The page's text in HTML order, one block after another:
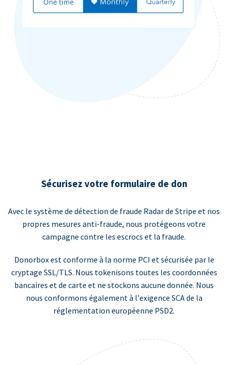
Sécurisez votre formulaire de don
Avec le système de détection de fraude Radar de Stripe et nos
propres mesures anti-fraude, nous protégeons votre
campagne contre les escrocs et la fraude.
Donorbox est conforme à la norme PCI et sécurisée par le
cryptage SSL/TLS. Nous tokenisons toutes les coordonnées
bancaires et de carte et ne stockons aucune donnée. Nous
nous conformons également à l'exigence SCA de la
réglementation européenne PSD2.